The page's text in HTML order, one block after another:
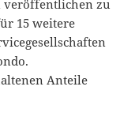
veröffentlichen zu
15 weitere
Anteile